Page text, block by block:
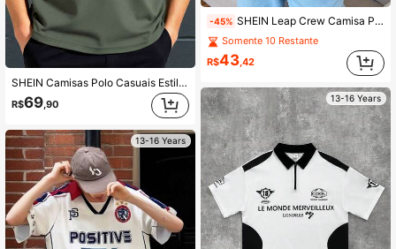
SHEIN Camisas Polo Casuais Estilo Militar Verde com Gola Polo e Contraste de Cores para Adolescentes, Estilosas, Simples, Versáteis, Fofas e Confortáveis para Uso Diário, Escola, Viagem, Esportes, Praia
R$69,90
13-16 Years
-45% SHEIN Leap Crew Camisa Polo Juvenil Masculina com Estampa de Estrela, Texto e Padrão, Casual e Larga com Caimento Solto, Ombro Caído, Adequada para o Verão
Somente 10 Restante
R$43,42
13-16 Years